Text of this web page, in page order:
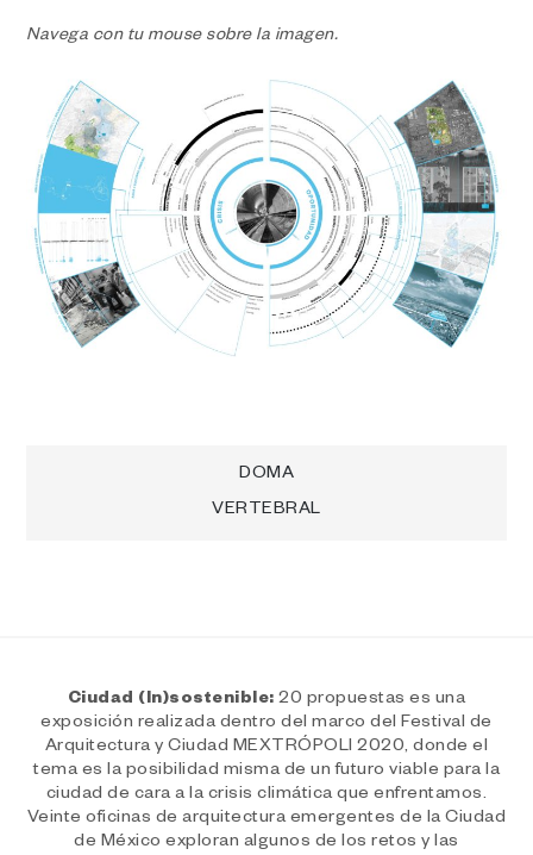
Navega con tu mouse sobre la imagen.
Navegación
DOMA
VERTEBRAL
Ciudad (In)sostenible: 20 propuestas es una
exposición realizada dentro del marco del Festival de
Arquitectura y Ciudad MEXTRÓPOLI 2020, donde el
tema es la posibilidad misma de un futuro viable para la
ciudad de cara a la crisis climática que enfrentamos.
Veinte oficinas de arquitectura emergentes de la Ciudad
de México exploran algunos de los retos y las